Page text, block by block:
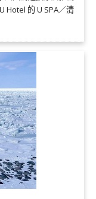
Hotel 的 U SPA／清